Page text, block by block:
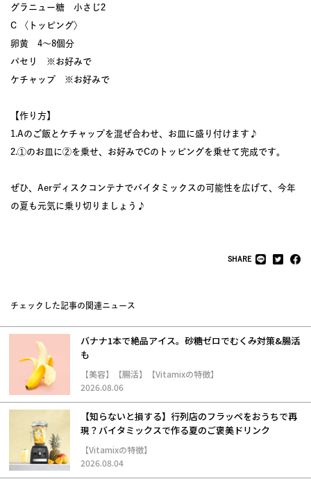
グラニュー糖 小さじ2
C 〈トッピング〉
卵黄 4〜8個分
パセリ ※お好みで
ケチャップ ※お好みで
【作り方】
1.Aのご飯とケチャップを混ぜ合わせ、お皿に盛り付けます♪
2.①のお皿に②を乗せ、お好みでCのトッピングを乗せて完成です。
ぜひ、Aerディスクコンテナでバイタミックスの可能性を広げて、今年
の夏も元気に乗り切りましょう♪
SHARE
チェックした記事の関連ニュース
バナナ1本で絶品アイス。砂糖ゼロでむくみ対策&腸活
も
【美容】【腸活】【Vitamixの特徴】
2026.08.06
【知らないと損する】行列店のフラッペをおうちで再
現？バイタミックスで作る夏のご褒美ドリンク
【Vitamixの特徴】
2026.08.04